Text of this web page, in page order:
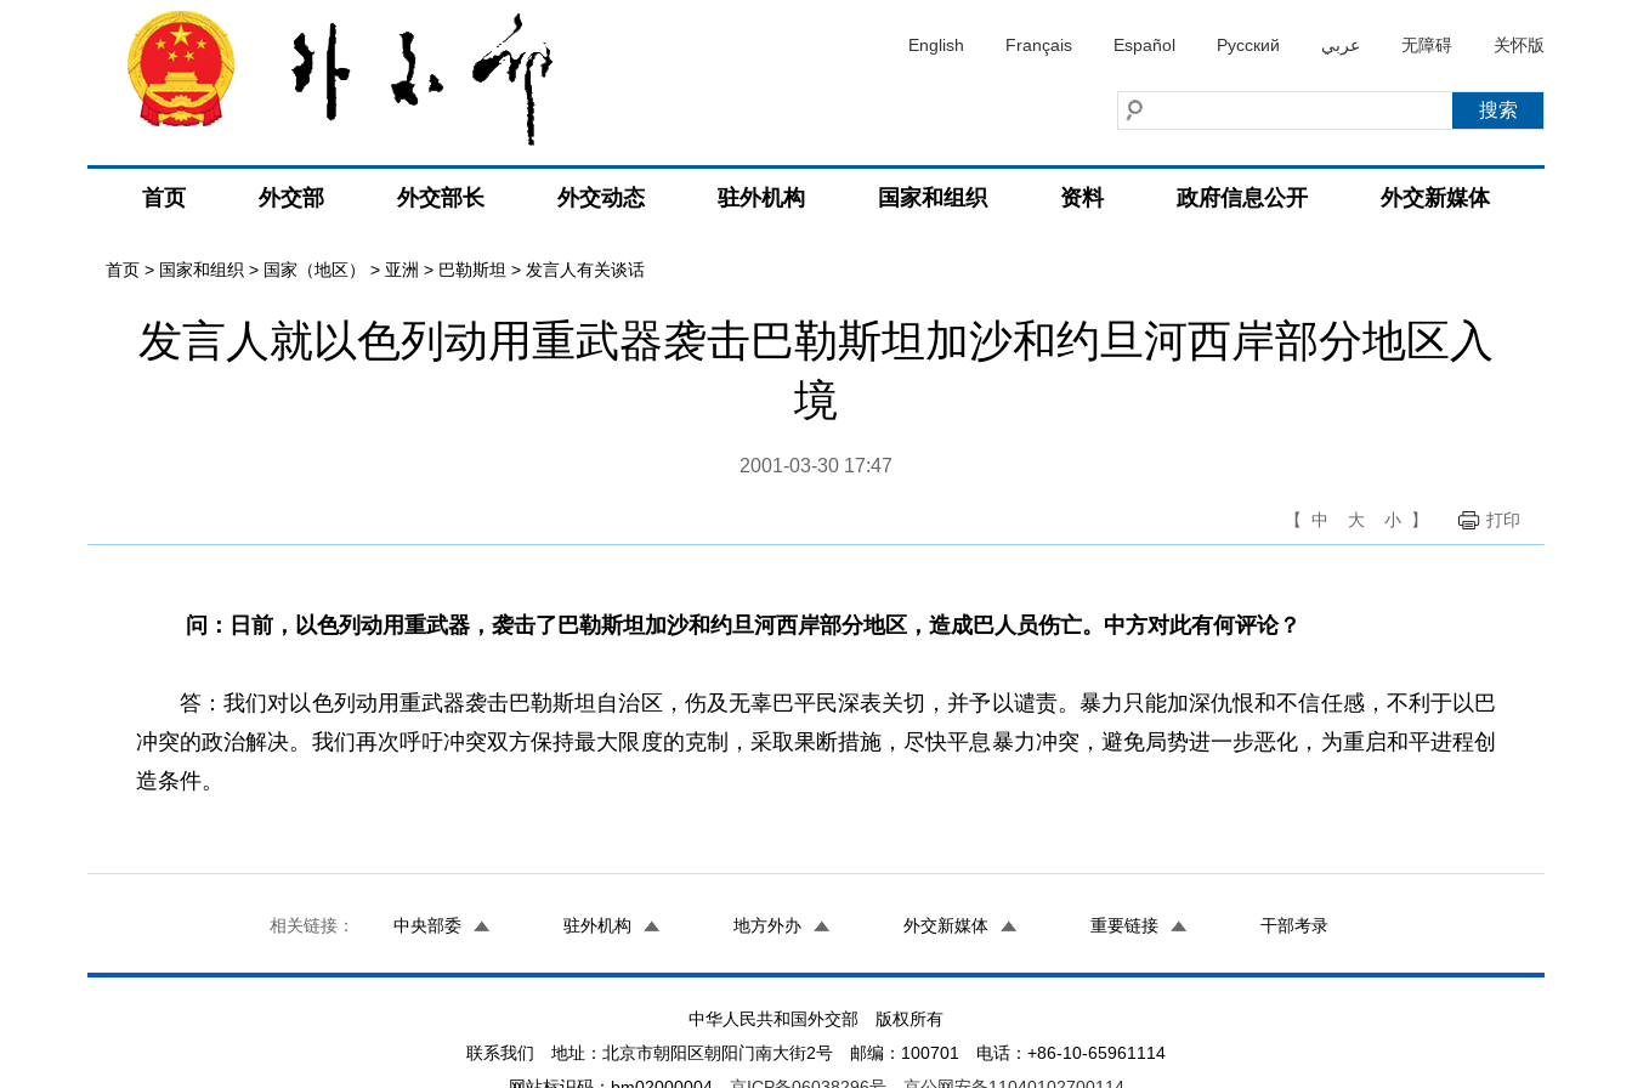
English Français Español Русский عربي 无障碍 关怀版
首页 外交部 外交部长 外交动态 驻外机构 国家和组织 资料 政府信息公开 外交新媒体
首页 > 国家和组织 > 国家（地区） > 亚洲 > 巴勒斯坦 > 发言人有关谈话
发言人就以色列动用重武器袭击巴勒斯坦加沙和约旦河西岸部分地区入
境
2001-03-30 17:47
【 中 大 小 】 打印
问：日前，以色列动用重武器，袭击了巴勒斯坦加沙和约旦河西岸部分地区，造成巴人员伤亡。中方对此有何评论？
答：我们对以色列动用重武器袭击巴勒斯坦自治区，伤及无辜巴平民深表关切，并予以谴责。暴力只能加深仇恨和不信任感，不利于以巴
冲突的政治解决。我们再次呼吁冲突双方保持最大限度的克制，采取果断措施，尽快平息暴力冲突，避免局势进一步恶化，为重启和平进程创
造条件。
相关链接： 中央部委 驻外机构 地方外办 外交新媒体 重要链接 干部考录
中华人民共和国外交部 版权所有
联系我们 地址：北京市朝阳区朝阳门南大街2号 邮编：100701 电话：+86-10-65961114